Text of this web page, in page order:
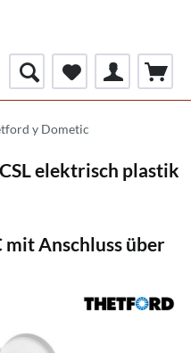
y Dometic
elektrisch plastik
Anschluss über